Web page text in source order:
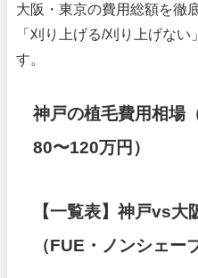
大阪・東京の費用総額を徹
「刈り上げる/刈り上げな
す。
神戸の植毛費用相場
80〜120万円）
【一覧表】神戸vs大
（FUE・ノンシェー